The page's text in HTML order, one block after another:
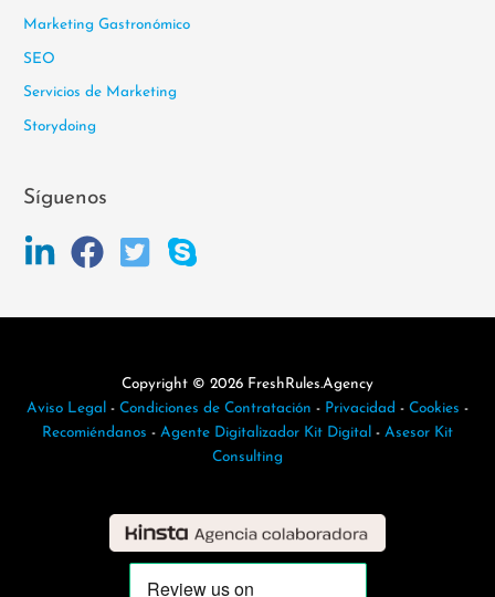
Marketing Gastronómico
SEO
Servicios de Marketing
Storydoing
Síguenos
Copyright © 2026 FreshRules.Agency
Aviso Legal
- Condiciones de Contratación - Privacidad - Cookies -
Recomiéndanos - Agente Digitalizador Kit Digital - Asesor Kit
Consulting